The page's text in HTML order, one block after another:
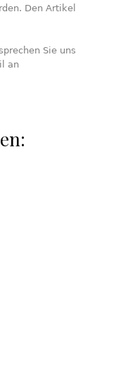
Den Artikel
Sie uns
an